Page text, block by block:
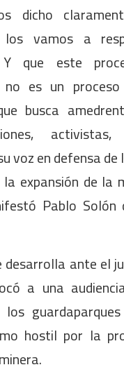
dicho
los vamos a
Y que este
no es un
busca
voz en defensa
expansión de la
Pablo Solón
desarrolla ante el
a una
hostil por la